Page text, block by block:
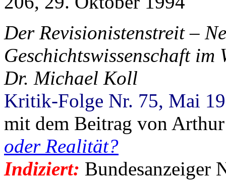
Der Revisionistenstreit –
Geschichtswissenschaft
Dr. Michael Koll
Kritik-Folge Nr. 75, Mai
mit dem Beitrag von
oder Realität?
Indiziert: Bundesanzeiger